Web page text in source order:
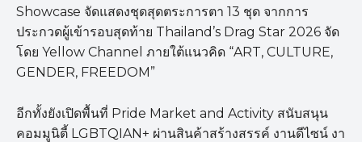
Showcase จัดแสดงชุดสุดตระการตา 13 ชุด จากการ
ประกวดผู้เข้ารอบสุดท้าย Thailand’s Drag Star 2026 จัด
โดย Yellow Channel ภายใต้แนวคิด “ART, CULTURE,
GENDER, FREEDOM”
อีกทั้งยังเปิดพื้นที่ Pride Market and Activity สนับสนุน
คอมมูนิตี้ LGBTQIAN+ ผ่านสินค้าสร้างสรรค์ งานดีไซน์ งา